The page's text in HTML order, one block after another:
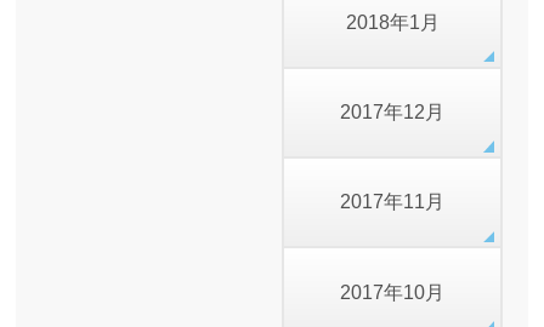
2018年1月
2017年12月
2017年11月
2017年10月